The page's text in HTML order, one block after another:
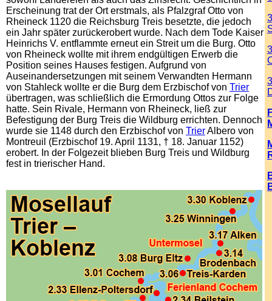
Erscheinung trat der Ort erstmals, als Pfalzgraf Otto von
Rheineck 1120 die Reichsburg Treis besetzte, die jedoch
ein Jahr später zurückerobert wurde. Nach dem Tode Kaiser
Heinrichs V. entflammte erneut ein Streit um die Burg. Otto
von Rheineck wollte mit ihrem endgültigen Erwerb die
Position seines Hauses festigen. Aufgrund von
Auseinandersetzungen mit seinem Verwandten Hermann
von Stahleck wollte er die Burg dem Erzbischof von Trier
übertragen, was schließlich die Ermordung Ottos zur Folge
hatte. Sein Rivale, Hermann von Rheineck, ließ zur
Befestigung der Burg Treis die Wildburg errichten. Dennoch
wurde sie 1148 durch den Erzbischof von TrierAlbero von
Montreuil (Erzbischof 19. April 1131, † 18. Januar 1152)
erobert. In der Folgezeit blieben Burg Treis und Wildburg
fest in trierischer Hand.